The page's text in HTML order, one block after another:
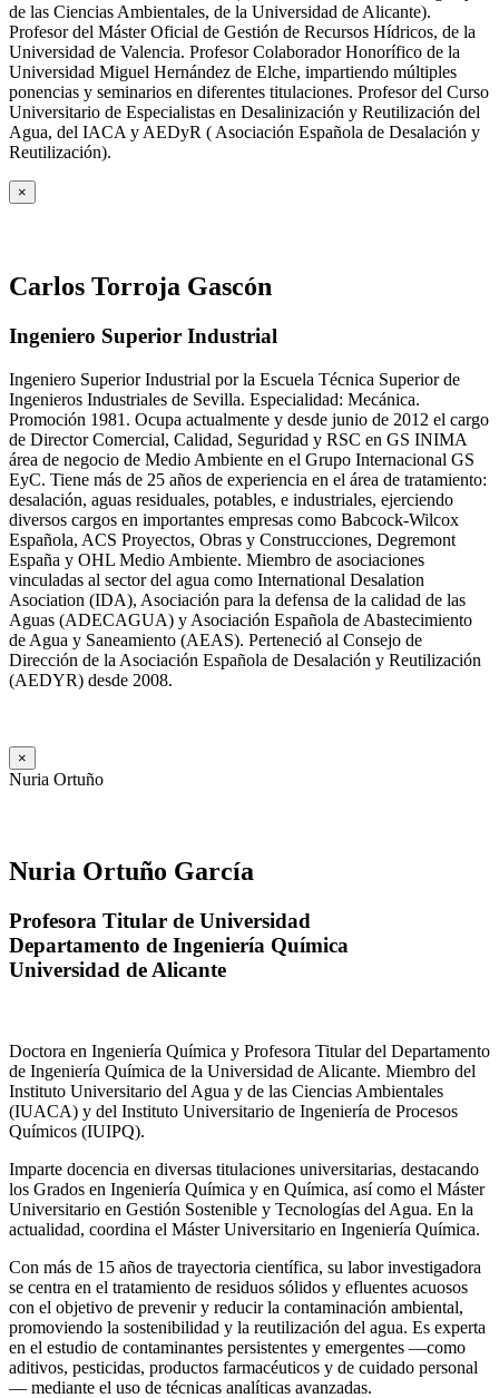
de las Ciencias Ambientales, de la Universidad de Alicante).
Profesor del Máster Oficial de Gestión de Recursos Hídricos, de la
Universidad de Valencia. Profesor Colaborador Honorífico de la
Universidad Miguel Hernández de Elche, impartiendo múltiples
ponencias y seminarios en diferentes titulaciones. Profesor del Curso
Universitario de Especialistas en Desalinización y Reutilización del
Agua, del IACA y AEDyR ( Asociación Española de Desalación y
Reutilización).
×
Carlos Torroja Gascón
Ingeniero Superior Industrial
Ingeniero Superior Industrial por la Escuela Técnica Superior de
Ingenieros Industriales de Sevilla. Especialidad: Mecánica.
Promoción 1981. Ocupa actualmente y desde junio de 2012 el cargo
de Director Comercial, Calidad, Seguridad y RSC en GS INIMA
área de negocio de Medio Ambiente en el Grupo Internacional GS
EyC. Tiene más de 25 años de experiencia en el área de tratamiento:
desalación, aguas residuales, potables, e industriales, ejerciendo
diversos cargos en importantes empresas como Babcock-Wilcox
Española, ACS Proyectos, Obras y Construcciones, Degremont
España y OHL Medio Ambiente. Miembro de asociaciones
vinculadas al sector del agua como International Desalation
Asociation (IDA), Asociación para la defensa de la calidad de las
Aguas (ADECAGUA) y Asociación Española de Abastecimiento
de Agua y Saneamiento (AEAS). Perteneció al Consejo de
Dirección de la Asociación Española de Desalación y Reutilización
(AEDYR) desde 2008.
×
Nuria Ortuño
Nuria Ortuño García
Profesora Titular de Universidad
Departamento de Ingeniería Química
Universidad de Alicante
Doctora en Ingeniería Química y Profesora Titular del Departamento
de Ingeniería Química de la Universidad de Alicante. Miembro del
Instituto Universitario del Agua y de las Ciencias Ambientales
(IUACA) y del Instituto Universitario de Ingeniería de Procesos
Químicos (IUIPQ).
Imparte docencia en diversas titulaciones universitarias, destacando
los Grados en Ingeniería Química y en Química, así como el Máster
Universitario en Gestión Sostenible y Tecnologías del Agua. En la
actualidad, coordina el Máster Universitario en Ingeniería Química.
Con más de 15 años de trayectoria científica, su labor investigadora
se centra en el tratamiento de residuos sólidos y efluentes acuosos
con el objetivo de prevenir y reducir la contaminación ambiental,
promoviendo la sostenibilidad y la reutilización del agua. Es experta
en el estudio de contaminantes persistentes y emergentes —como
aditivos, pesticidas, productos farmacéuticos y de cuidado personal
— mediante el uso de técnicas analíticas avanzadas.